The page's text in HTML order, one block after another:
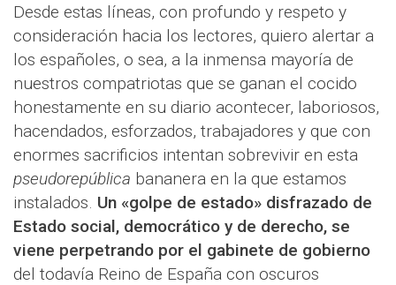
Desde estas líneas, con profundo y respeto y
consideración hacia los lectores, quiero alertar a
los españoles, o sea, a la inmensa mayoría de
nuestros compatriotas que se ganan el cocido
honestamente en su diario acontecer, laboriosos,
hacendados, esforzados, trabajadores y que con
enormes sacrificios intentan sobrevivir en esta
pseudorepública bananera en la que estamos
instalados. Un «golpe de estado» disfrazado de
Estado social, democrático y de derecho, se
viene perpetrando por el gabinete de gobierno
del todavía Reino de España con oscuros